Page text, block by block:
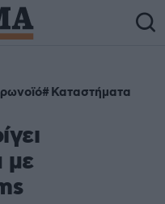
Καταστήματα
με